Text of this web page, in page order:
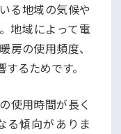
る地域の気候や
地域によって電
房の使用頻度、
るためです。
使用時間が長く
る傾向がありま